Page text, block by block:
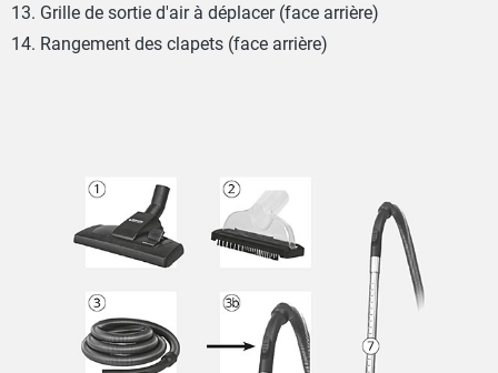
Grille de sortie d'air à déplacer (face arrière)
Rangement des clapets (face arrière)